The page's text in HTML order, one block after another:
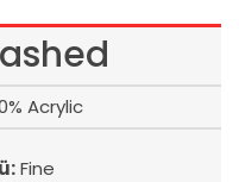
Acrylic
Fine